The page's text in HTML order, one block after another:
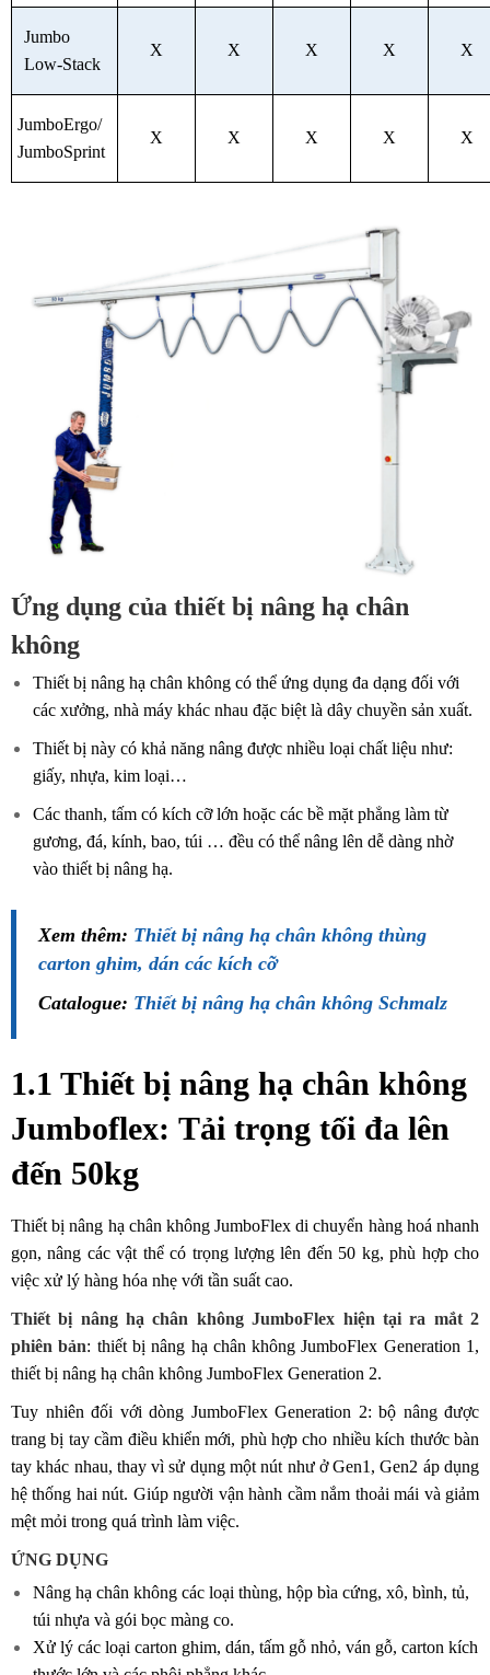
Jumbo
Low-Stack
X X X X X
JumboErgo/
JumboSprint
X X X X X
Ứng dụng của thiết bị nâng hạ chân
không
Thiết bị nâng hạ chân không có thể ứng dụng đa dạng đối với
các xưởng, nhà máy khác nhau đặc biệt là dây chuyền sản xuất.
Thiết bị này có khả năng nâng được nhiều loại chất liệu như:
giấy, nhựa, kim loại…
Các thanh, tấm có kích cỡ lớn hoặc các bề mặt phẳng làm từ
gương, đá, kính, bao, túi … đều có thể nâng lên dễ dàng nhờ
vào thiết bị nâng hạ.
Xem thêm: Thiết bị nâng hạ chân không thùng
carton ghim, dán các kích cỡ
Catalogue: Thiết bị nâng hạ chân không Schmalz
1.1 Thiết bị nâng hạ chân không
Jumboflex: Tải trọng tối đa lên
đến 50kg
Thiết bị nâng hạ chân không JumboFlex di chuyển hàng hoá nhanh
gọn, nâng các vật thể có trọng lượng lên đến 50 kg, phù hợp cho
việc xử lý hàng hóa nhẹ với tần suất cao.
Thiết bị nâng hạ chân không JumboFlex hiện tại ra mắt 2
phiên bản: thiết bị nâng hạ chân không JumboFlex Generation 1,
thiết bị nâng hạ chân không JumboFlex Generation 2.
Tuy nhiên đối với dòng JumboFlex Generation 2: bộ nâng được
trang bị tay cầm điều khiển mới, phù hợp cho nhiều kích thước bàn
tay khác nhau, thay vì sử dụng một nút như ở Gen1, Gen2 áp dụng
hệ thống hai nút. Giúp người vận hành cầm nắm thoải mái và giảm
mệt mỏi trong quá trình làm việc.
ỨNG DỤNG
Nâng hạ chân không các loại thùng, hộp bìa cứng, xô, bình, tủ,
túi nhựa và gói bọc màng co.
Xử lý các loại carton ghim, dán, tấm gỗ nhỏ, ván gỗ, carton kích